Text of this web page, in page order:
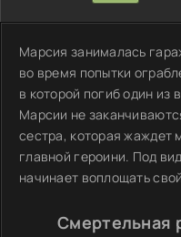
Марсия занималась
во время попытки
в которой погиб один из
Марсии не
сестра, которая жаждет
главной героини. Под
начинает воплощать
Смертельная